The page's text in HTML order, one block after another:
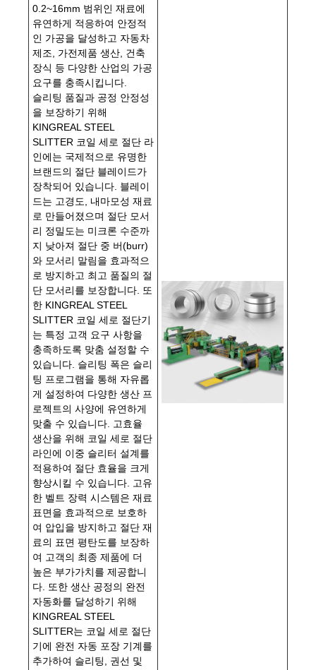
0.2~16mm 범위인 재료에
유연하게 적응하여 안정적
인 가공을 달성하고 자동차
제조, 가전제품 생산, 건축
장식 등 다양한 산업의 가공
요구를 충족시킵니다.
슬리팅 품질과 공정 안정성
을 보장하기 위해
KINGREAL STEEL
SLITTER 코일 세로 절단 라
인에는 국제적으로 유명한
브랜드의 절단 블레이드가
장착되어 있습니다. 블레이
드는 고경도, 내마모성 재료
로 만들어졌으며 절단 모서
리 정밀도는 미크론 수준까
지 낮아져 절단 중 버(burr)
와 모서리 말림을 효과적으
로 방지하고 최고 품질의 절
단 모서리를 보장합니다. 또
한 KINGREAL STEEL
SLITTER 코일 세로 절단기
는 특정 고객 요구 사항을
충족하도록 맞춤 설정할 수
있습니다. 슬리팅 폭은 슬리
팅 프로그램을 통해 자유롭
게 설정하여 다양한 생산 프
로젝트의 사양에 유연하게
맞출 수 있습니다. 고효율
생산을 위해 코일 세로 절단
라인에 이중 슬리터 설계를
적용하여 절단 효율을 크게
향상시킬 수 있습니다. 고유
한 벨트 장력 시스템은 재료
표면을 효과적으로 보호하
여 압입을 방지하고 절단 재
료의 표면 평탄도를 보장하
여 고객의 최종 제품에 더
높은 부가가치를 제공합니
다. 또한 생산 공정의 완전
자동화를 달성하기 위해
KINGREAL STEEL
SLITTER는 코일 세로 절단
기에 완전 자동 포장 기계를
추가하여 슬리팅, 권선 및